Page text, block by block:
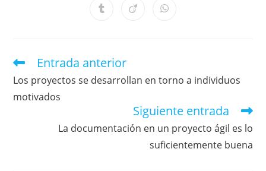
Entrada anterior
Los proyectos se desarrollan en torno a individuos
motivados
Siguiente entrada
La documentación en un proyecto ágil es lo
suficientemente buena